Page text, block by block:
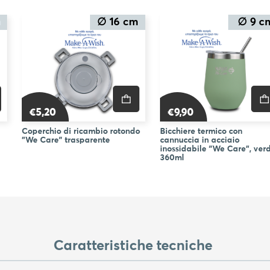
∅ 16 cm
€5,20
Coperchio di ricambio rotondo
"We Care" trasparente
∅ 9
€9,90
Bicchiere termico con
cannuccia in acciaio
inossidabile "We Care",
360ml
Caratteristiche tecniche